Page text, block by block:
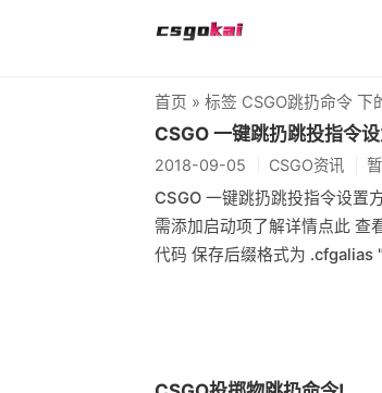
首页 » 标签 CSGO跳扔命令 下
CSGO 一键跳扔跳投指令
2018-09-05 CSGO资讯
CSGO 一键跳扔跳投指令设置
需添加启动项了解详情点此 查
代码 保存后缀格式为